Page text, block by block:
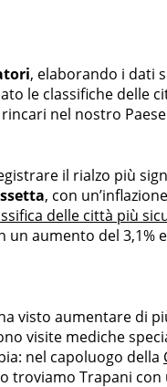
, elaborando i dati
le classifiche delle
nel nostro
il rialzo più
, con
delle città più
un aumento del 3,1%
visto aumentare di
visite mediche
nel capoluogo della
troviamo Trapani